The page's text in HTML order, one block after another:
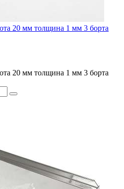
20 мм толщина 1 мм 3 борта
20 мм толщина 1 мм 3 борта